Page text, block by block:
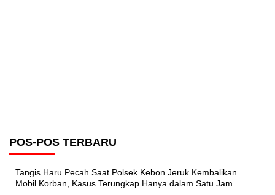
POS-POS TERBARU
Tangis Haru Pecah Saat Polsek Kebon Jeruk Kembalikan
Mobil Korban, Kasus Terungkap Hanya dalam Satu Jam